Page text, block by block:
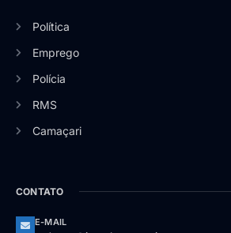
Política
Emprego
Polícia
RMS
Camaçari
CONTATO
E-MAIL